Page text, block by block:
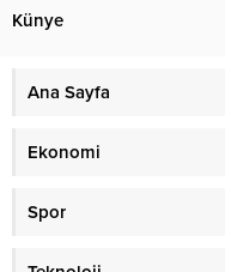
Künye
Ana Sayfa
Ekonomi
Spor